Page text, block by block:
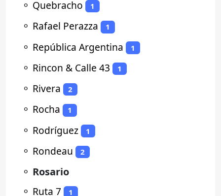
⚬ Quebracho 1
⚬ Rafael Perazza 1
⚬ República Argentina 1
⚬ Rincon & Calle 43 1
⚬ Rivera 2
⚬ Rocha 1
⚬ Rodríguez 1
⚬ Rondeau 2
⚬ Rosario
⚬ Ruta 7 1